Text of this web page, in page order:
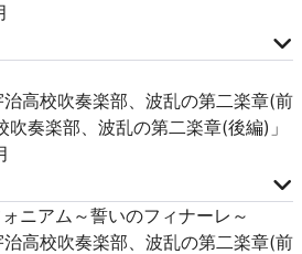
治高校吹奏楽部、波乱の第二楽章(前
奏楽部、波乱の第二楽章(後編)」
ニアム～誓いのフィナーレ～
治高校吹奏楽部、波乱の第二楽章(前